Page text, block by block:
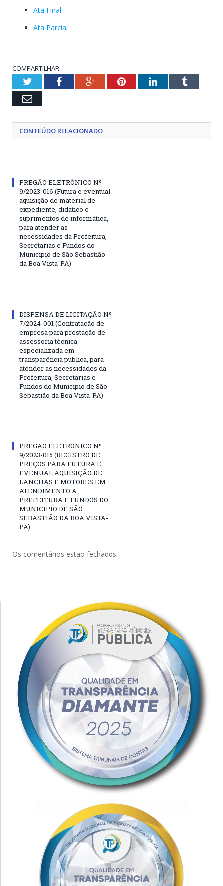
Ata Final
Ata Parcial
COMPARTILHAR:
TwitterFacebookGoogle+PinterestLinkedInTumblr
Email
CONTEÚDO RELACIONADO
PREGÃO ELETRÔNICO Nº
9/2023-016 (Futura e eventual
aquisição de material de
expediente, didático e
suprimentos de informática,
para atender as
necessidades da Prefeitura,
Secretarias e Fundos do
Município de São Sebastião
da Boa Vista-PA)
DISPENSA DE LICITAÇÃO Nº
7/2024-001 (Contratação de
empresa para prestação de
assessoria técnica
especializada em
transparência pública, para
atender as necessidades da
Prefeitura, Secretarias e
Fundos do Município de São
Sebastião da Boa Vista-PA)
PREGÃO ELETRÔNICO Nº
9/2023-015 (REGISTRO DE
PREÇOS PARA FUTURA E
EVENUAL AQUISIÇÃO DE
LANCHAS E MOTORES EM
ATENDIMENTO A
PREFEITURA E FUNDOS DO
MUNICIPIO DE SÃO
SEBASTIÃO DA BOA VISTA-
PA)
Os comentários estão fechados.